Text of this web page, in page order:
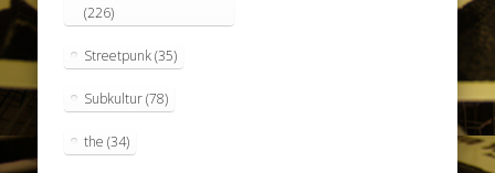
(226)
Streetpunk(35)
Subkultur(78)
the (34)